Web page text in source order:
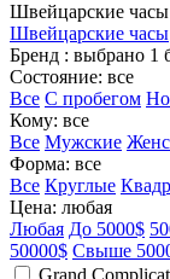
Швейцарские часы
Швейцарские часы
Бренд : выбрано 1
Состояние: все
Все С пробегом
Кому: все
Все Мужские
Форма: все
Все Круглые
Цена: любая
Любая До 5000$
50000$ Свыше
Grand